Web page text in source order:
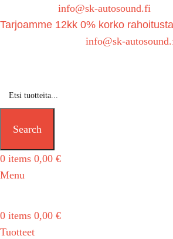
info@sk-autosound.fi
Tarjoamme 12kk 0% korko
info@sk-
Search
0 items 0,00 €
Menu
0 items 0,00 €
Tuotteet